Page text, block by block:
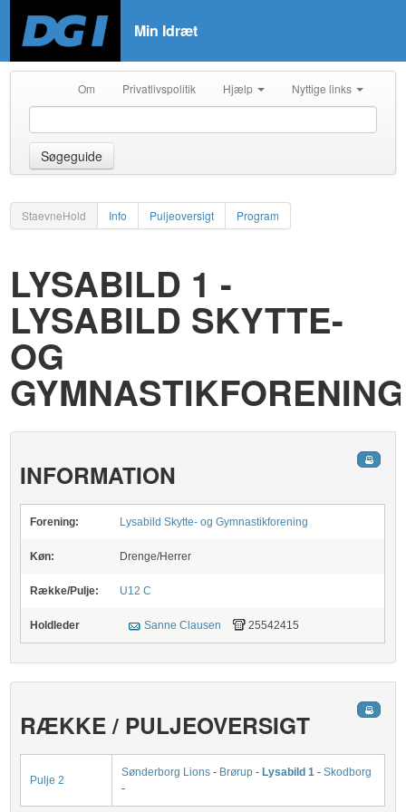
Min Idræt
Om Privatlivspolitik Hjælp Nyttige links
Søgeguide
StaevneHold Info Puljeoversigt Program
LYSABILD 1 -
LYSABILD SKYTTE-
OG
GYMNASTIKFORENING
INFORMATION
Forening: Lysabild Skytte- og Gymnastikforening
Køn: Drenge/Herrer
Række/Pulje: U12 C
Holdleder Sanne Clausen 25542415
RÆKKE / PULJEOVERSIGT
Pulje 2
Sønderborg Lions- Brørup- Lysabild 1 -Skodborg
-